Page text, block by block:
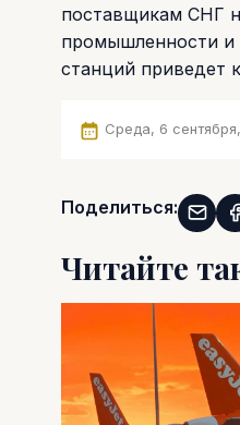
поставщикам СНГ
промышленности и
станций приведет
Среда, 6 сентября,
Поделиться:
Читайте